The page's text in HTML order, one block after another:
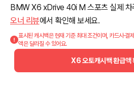
BMW X6 xDrive 40i M 스포츠 실제 차
오너 리뷰에서 확인해 보세요.
표시된 캐시백은 현재 기준 최대 조건이며, 카드사·결
액은 달라질 수 있어요.
X6 오토캐시백 환급액